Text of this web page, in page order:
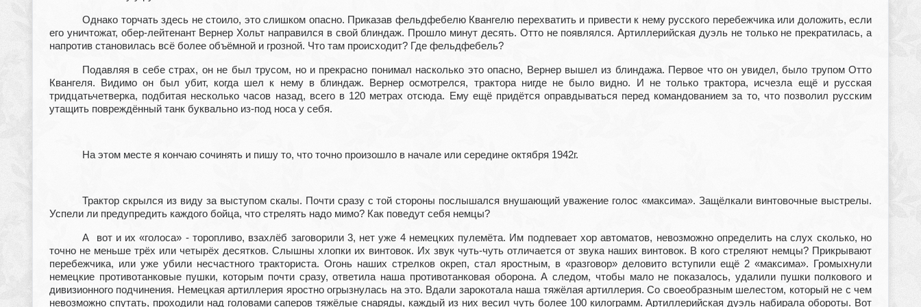
Однако торчать здесь не стоило, это слишком опасно. Приказав фельдфебелю Квангелю перехватить и привести к нему русского перебежчика или доложить, если
его уничтожат, обер-лейтенант Вернер Хольт направился в свой блиндаж. Прошло минут десять. Отто не появлялся. Артиллерийская дуэль не только не прекратилась, а
напротив становилась всё более объёмной и грозной. Что там происходит? Где фельдфебель?
Подавляя в себе страх, он не был трусом, но и прекрасно понимал насколько это опасно, Вернер вышел из блиндажа. Первое что он увидел, было трупом Отто
Квангеля. Видимо он был убит, когда шел к нему в блиндаж. Вернер осмотрелся, трактора нигде не было видно. И не только трактора, исчезла ещё и русская
тридцатьчетверка, подбитая несколько часов назад, всего в 120 метрах отсюда. Ему ещё придётся оправдываться перед командованием за то, что позволил русским
утащить повреждённый танк буквально из-под носа у себя.
На этом месте я кончаю сочинять и пишу то, что точно произошло в начале или середине октября 1942г.
Трактор скрылся из виду за выступом скалы. Почти сразу с той стороны послышался внушающий уважение голос «максима». Защёлкали винтовочные выстрелы.
Успели ли предупредить каждого бойца, что стрелять надо мимо? Как поведут себя немцы?
А вот и их «голоса» - торопливо, взахлёб заговорили 3, нет уже 4 немецких пулемёта. Им подпевает хор автоматов, невозможно определить на слух сколько, но
точно не меньше трёх или четырёх десятков. Слышны хлопки их винтовок. Их звук чуть-чуть отличается от звука наших винтовок. В кого стреляют немцы? Прикрывают
перебежчика, или уже убили несчастного тракториста. Огонь наших стрелков окреп, стал яростным, в «разговор» деловито вступили ещё 2 «максима». Громыхнули
немецкие противотанковые пушки, которым почти сразу, ответила наша противотанковая оборона. А следом, чтобы мало не показалось, удалили пушки полкового и
дивизионного подчинения. Немецкая артиллерия яростно огрызнулась на это. Вдали зарокотала наша тяжёлая артиллерия. Со своеобразным шелестом, который не с чем
невозможно спутать, проходили над головами саперов тяжёлые снаряды, каждый из них весил чуть более 100 килограмм. Артиллерийская дуэль набирала обороты. Вот